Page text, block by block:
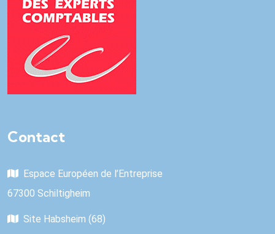
Contact
Espace Européen de l’Entreprise
67300 Schiltigheim
Site Habsheim (68)